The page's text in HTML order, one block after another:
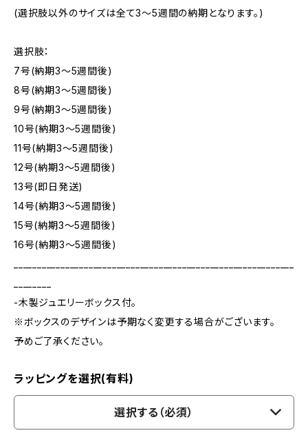
(選択肢以外のサイズは全て3～5週間の納期となります。)
選択肢：
7号(納期3～5週間後)
8号(納期3～5週間後)
9号(納期3～5週間後)
10号(納期3～5週間後)
11号(納期3～5週間後)
12号(納期3～5週間後)
13号(即日発送)
14号(納期3～5週間後)
15号(納期3～5週間後)
16号(納期3～5週間後)
-木製ジュエリーボックス付。
※ボックスのデザインは予期なく変更する場合がございます。
予めご了承ください。
ラッピングを選択(有料)
選択する（必須）